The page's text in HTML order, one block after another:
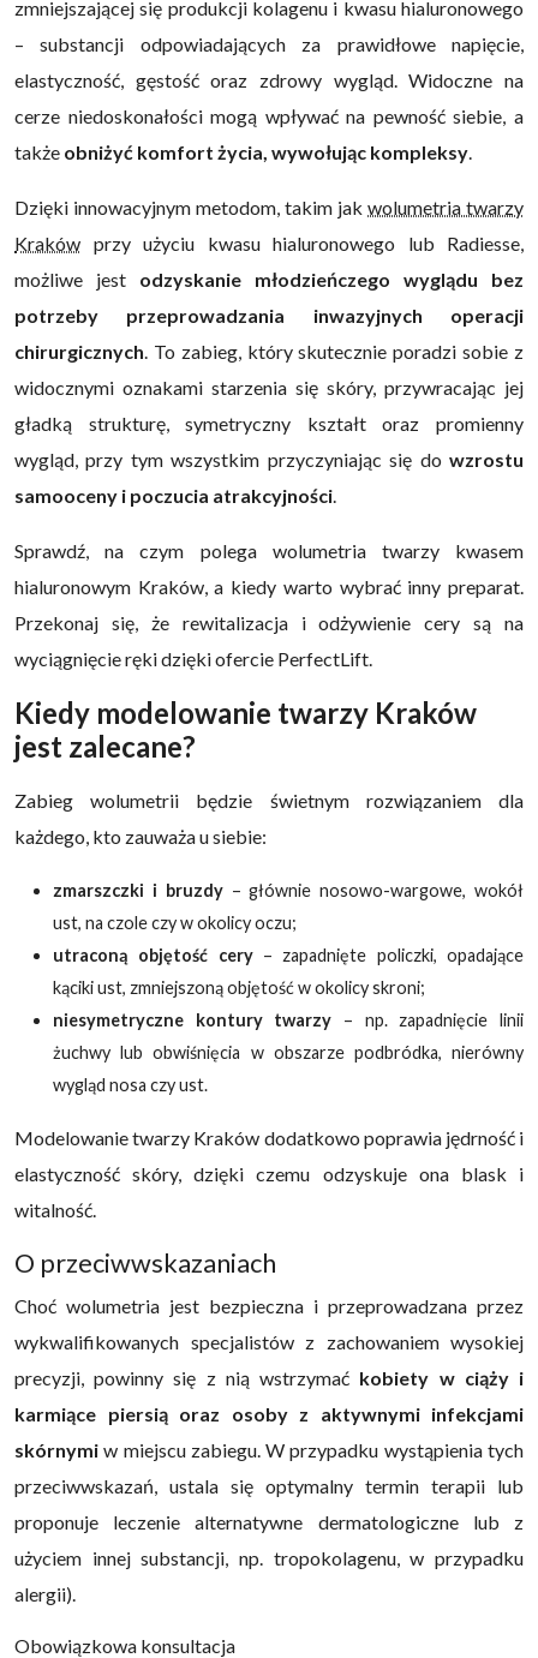
zmniejszającej się produkcji kolagenu i kwasu hialuronowego
– substancji odpowiadających za prawidłowe napięcie,
elastyczność, gęstość oraz zdrowy wygląd. Widoczne na
cerze niedoskonałości mogą wpływać na pewność siebie, a
także obniżyć komfort życia, wywołując kompleksy.
Dzięki innowacyjnym metodom, takim jak wolumetria twarzy
Kraków przy użyciu kwasu hialuronowego lub Radiesse,
możliwe jest odzyskanie młodzieńczego wyglądu bez
potrzeby przeprowadzania inwazyjnych operacji
chirurgicznych. To zabieg, który skutecznie poradzi sobie z
widocznymi oznakami starzenia się skóry, przywracając jej
gładką strukturę, symetryczny kształt oraz promienny
wygląd, przy tym wszystkim przyczyniając się do wzrostu
samooceny i poczucia atrakcyjności.
Sprawdź, na czym polega wolumetria twarzy kwasem
hialuronowym Kraków, a kiedy warto wybrać inny preparat.
Przekonaj się, że rewitalizacja i odżywienie cery są na
wyciągnięcie ręki dzięki ofercie PerfectLift.
Kiedy modelowanie twarzy Kraków
jest zalecane?
Zabieg wolumetrii będzie świetnym rozwiązaniem dla
każdego, kto zauważa u siebie:
zmarszczki i bruzdy – głównie nosowo-wargowe, wokół
ust, na czole czy w okolicy oczu;
utraconą objętość cery – zapadnięte policzki, opadające
kąciki ust, zmniejszoną objętość w okolicy skroni;
niesymetryczne kontury twarzy – np. zapadnięcie linii
żuchwy lub obwiśnięcia w obszarze podbródka, nierówny
wygląd nosa czy ust.
Modelowanie twarzy Kraków dodatkowo poprawia jędrność i
elastyczność skóry, dzięki czemu odzyskuje ona blask i
witalność.
O przeciwwskazaniach
Choć wolumetria jest bezpieczna i przeprowadzana przez
wykwalifikowanych specjalistów z zachowaniem wysokiej
precyzji, powinny się z nią wstrzymać kobiety w ciąży i
karmiące piersią oraz osoby z aktywnymi infekcjami
skórnymi w miejscu zabiegu. W przypadku wystąpienia tych
przeciwwskazań, ustala się optymalny termin terapii lub
proponuje leczenie alternatywne dermatologiczne lub z
użyciem innej substancji, np. tropokolagenu, w przypadku
alergii).
Obowiązkowa konsultacja